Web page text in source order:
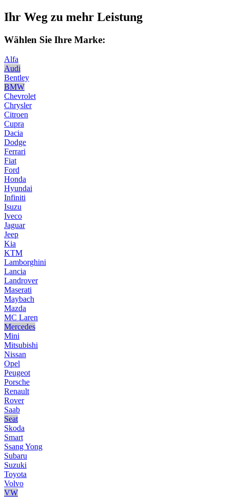
Ihr Weg zu mehr Leistung
Wählen Sie Ihre Marke:
Alfa
Audi
Bentley
BMW
Chevrolet
Chrysler
Citroen
Cupra
Dacia
Dodge
Ferrari
Fiat
Ford
Honda
Hyundai
Infiniti
Isuzu
Iveco
Jaguar
Jeep
Kia
KTM
Lamborghini
Lancia
Landrover
Maserati
Maybach
Mazda
MC Laren
Mercedes
Mini
Mitsubishi
Nissan
Opel
Peugeot
Porsche
Renault
Rover
Saab
Seat
Skoda
Smart
Ssang Yong
Subaru
Suzuki
Toyota
Volvo
VW